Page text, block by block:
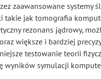
zaawansowane systemy
takie jak tomografia
rezonans jądrowy,
większe i bardziej
testowanie teorii
wyników symulacji